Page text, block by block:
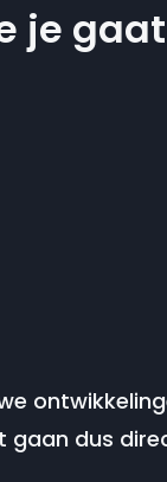
je
gaan dus